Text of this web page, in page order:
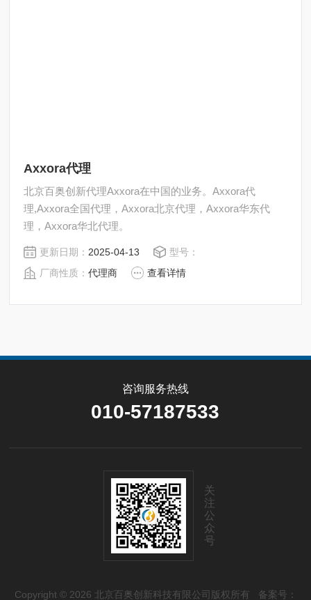
Axxora代理
北京百奥创新代理Axxora在中国的业务。Axxora代
理,Axxora全国代理，Axxora北京代理，Axxora华东代
理，Axxora华北代理。
更新日期： 2025-04-13
型号：
厂商性质：代理商 查看详情
咨询服务热线
010-57187533
关
注
公
众
号
Copyright © 2026 北京百奥创新科技有限公司版权所有 备案号：